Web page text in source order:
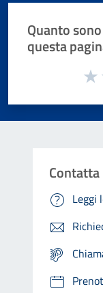
Quanto
questa
Valuta da 1 a 5
Leggi